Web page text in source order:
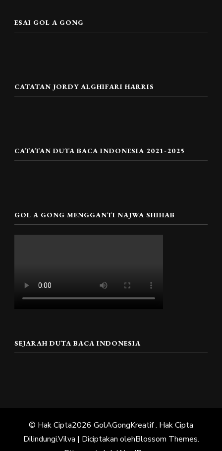
ESAI GOL A GONG
CATATAN JORDY ALGHIFARI HARRIS
CATATAN DUTA BACA INDONESIA 2021-2025
GOL A GONG MENGGANTI NAJWA SHIHAB
SEJARAH DUTA BACA INDONESIA
© Hak Cipta2026 GolAGongKreatif. Hak Cipta
Dilindungi.Vilva | Diciptakan olehBlossom Themes.